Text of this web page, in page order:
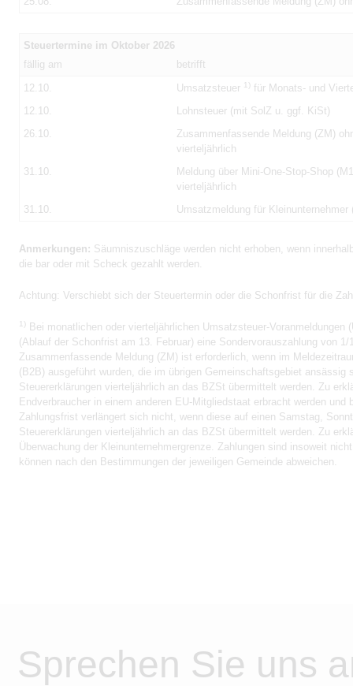
Steuertermine im Oktober 2026
fällig am
betrifft
12.10.
Umsatzsteuer 1) für Monats- und
12.10.
Lohnsteuer (mit SolZ u. ggf. KiSt)
26.10.
Zusammenfassende Meldung (ZM)
vierteljährlich
31.10.
Meldung über Mini-One-Stop-Shop
vierteljährlich
31.10.
Umsatzmeldung für Kleinunternehmer
Anmerkungen: Säumniszuschläge werden nicht erhoben, wenn
die bar oder mit Scheck gezahlt werden.
Achtung: Verschiebt sich der Steuertermin oder die Schonfrist für die
1)
Bei monatlichen oder vierteljährlichen Umsatzsteuer-
(Ablauf der Schonfrist am 13. Februar) eine Sondervorauszahlung von
Zusammenfassende Meldung (ZM) ist erforderlich, wenn im
(B2B) ausgeführt wurden, die im übrigen Gemeinschaftsgebiet
Steuererklärungen vierteljährlich an das BZSt übermittelt werden. Zu
Endverbraucher in einem anderen EU-Mitgliedstaat erbracht werden
Zahlungsfrist verlängert sich nicht, wenn diese auf einen Samstag,
Steuererklärungen vierteljährlich an das BZSt übermittelt werden. Zu
Überwachung der Kleinunternehmergrenze. Zahlungen sind insoweit
können nach den Bestimmungen der jeweiligen Gemeinde abweichen.
Sprechen Sie uns